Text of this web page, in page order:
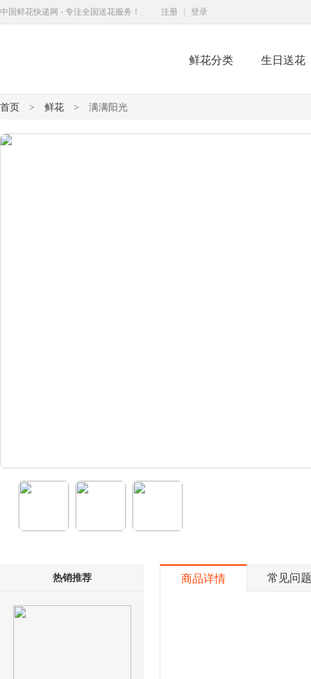
中国鲜花快递网 - 专注全国送花服务！ 注册 登录
鲜花分类 生日送花
首页 > 鲜花 > 满满阳光
热销推荐 商品详情 常见问题